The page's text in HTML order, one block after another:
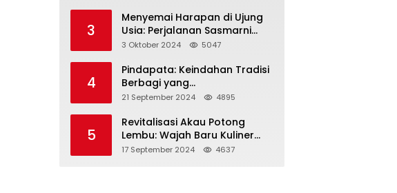
3
Menyemai Harapan di Ujung
Usia: Perjalanan Sasmarni
dalam Menyentuh Hati dan
3 Oktober 2024 5047
4
Pindapata: Keindahan Tradisi
Berbagi yang
Menghubungkan Umat dalam
Kebersamaan dalam Agama
Buddha
21 September 2024 4895
5
Revitalisasi Akau Potong
Lembu: Wajah Baru Kuliner
Legendaris Tanjungpinang
17 September 2024 4637